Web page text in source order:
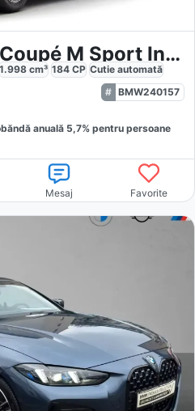
BMW 420i Gran Coupé M Sport Innovation
1.998 cm³ 184 CP Cutie automată
BMW240157
anuală 5,7% pentru persoane
Mesaj Favorite